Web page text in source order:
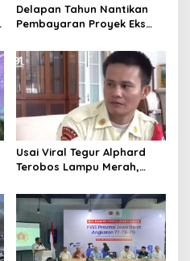
Delapan Tahun Nantikan
Pembayaran Proyek Eks
Tasikmalaya Akui Merugi 3,9
Miliar
Usai Viral Tegur Alphard
Terobos Lampu Merah,
Jadi Satpam Gedung Sate